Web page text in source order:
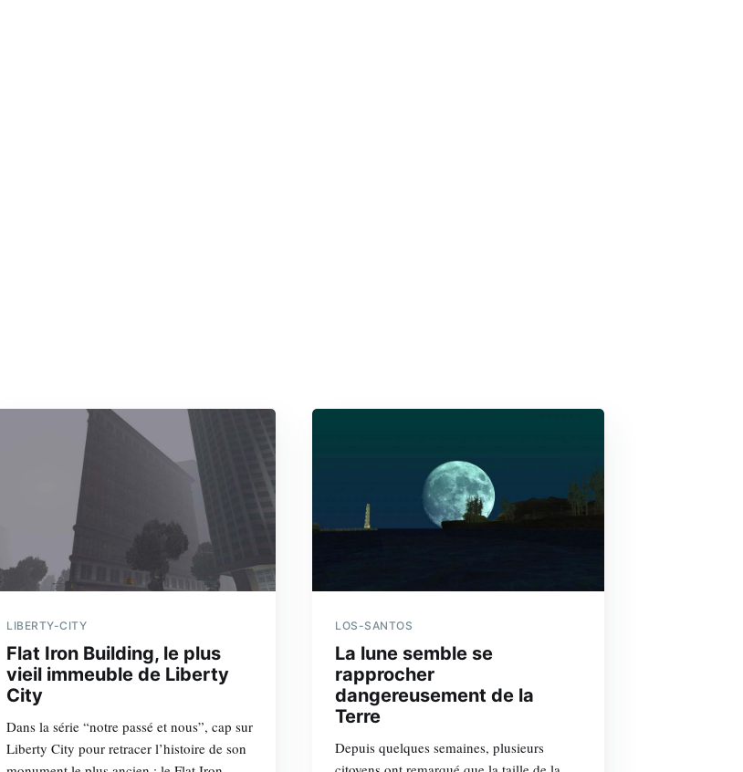
LIBERTY-CITY
Flat Iron Building, le plus
vieil immeuble de Liberty
City
Dans la série “notre passé et nous”, cap sur
Liberty City pour retracer l’histoire de son
LOS-SANTOS
La lune semble se
rapprocher
dangereusement de la
Terre
Depuis quelques semaines, plusieurs